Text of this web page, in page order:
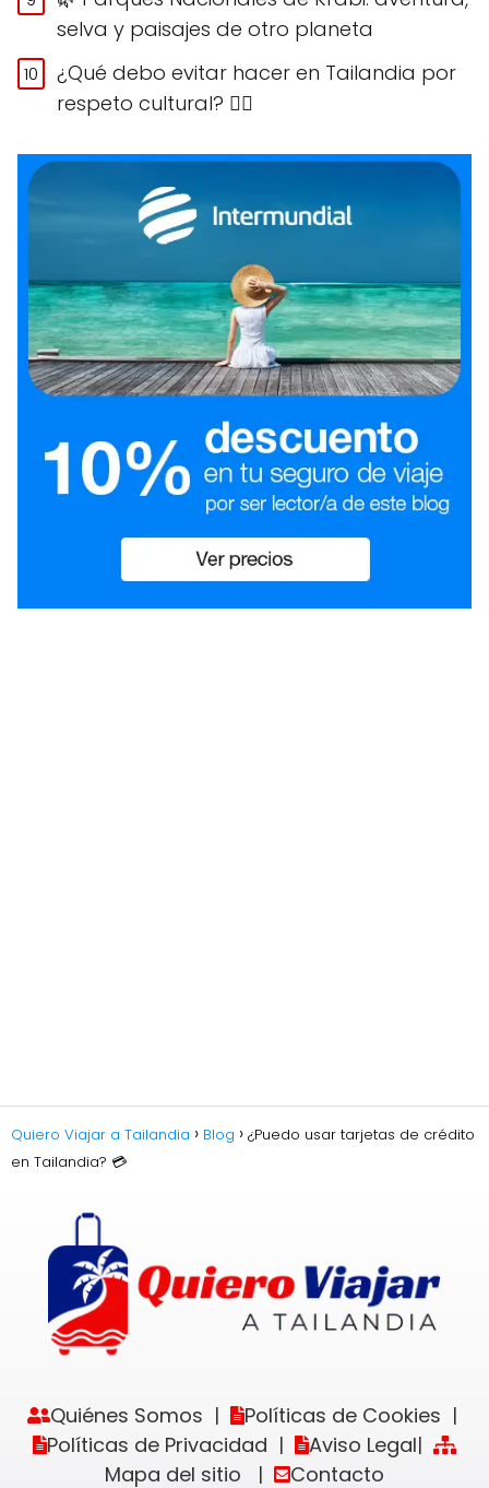
selva y paisajes de otro planeta
¿Qué debo evitar hacer en Tailandia por
respeto cultural? 🙅‍♀️
Quiero Viajar a Tailandia Blog
¿Puedo usar tarjetas de crédito
en Tailandia? 💳
Quiénes Somos | Políticas de Cookies |
Políticas de Privacidad | Aviso Legal|
Mapa del sitio | Contacto